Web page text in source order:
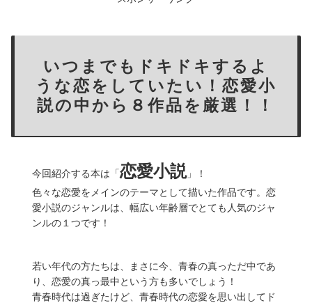
いつまでもドキドキするよ
うな恋をしていたい！恋愛小
説の中から８作品を厳選！！
今回紹介する本は「恋愛小説」！
色々な恋愛をメインのテーマとして描いた作品です。恋
愛小説のジャンルは、幅広い年齢層でとても人気のジャ
ンルの１つです！
若い年代の方たちは、まさに今、青春の真っただ中であ
り、恋愛の真っ最中という方も多いでしょう！
青春時代は過ぎたけど、青春時代の恋愛を思い出してド